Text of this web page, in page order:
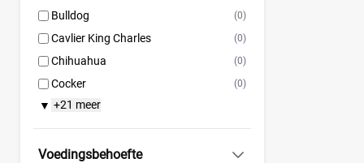
Bulldog (0)
Cavlier King Charles (0)
Chihuahua (0)
Cocker (0)
▼ +21 meer
Voedingsbehoefte